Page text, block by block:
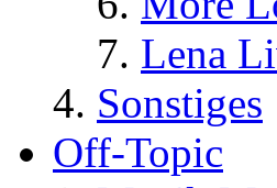
Lena
Sonstiges
Off-Topic